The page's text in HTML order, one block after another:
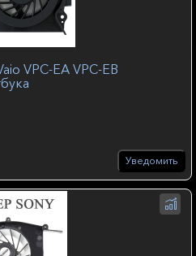
VPC-EA VPC-EB
Уведомить